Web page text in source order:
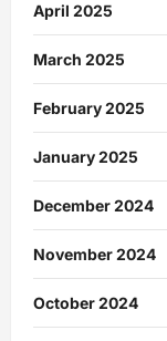
April 2025
March 2025
February 2025
January 2025
December 2024
November 2024
October 2024